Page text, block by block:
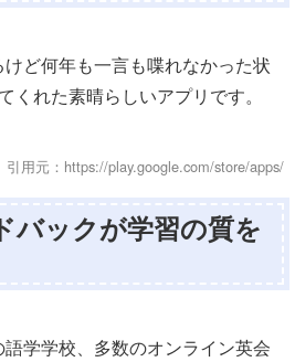
ど何年も一言も喋れなかった状
くれた素晴らしいアプリです。
引用元：https://play.google.com/store/apps/
バックが学習の質を
学学校、多数のオンライン英会